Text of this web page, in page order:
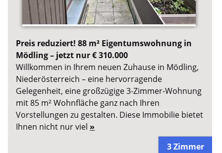
Preis reduziert! 88 m² Eigentumswohnung in
Mödling – jetzt nur € 310.000
Willkommen in Ihrem neuen Zuhause in Mödling,
Niederösterreich – eine hervorragende
Gelegenheit, eine großzügige 3-Zimmer-Wohnung
mit 85 m² Wohnfläche ganz nach Ihren
Vorstellungen zu gestalten. Diese Immobilie bietet
Ihnen nicht nur viel »
3 Zimmer